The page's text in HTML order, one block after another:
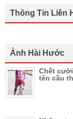
Thông Tin Liên
Ảnh Hài Hước
Chết
tên cầu